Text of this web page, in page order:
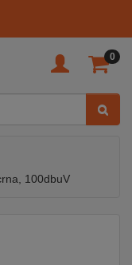
0
100dbuV